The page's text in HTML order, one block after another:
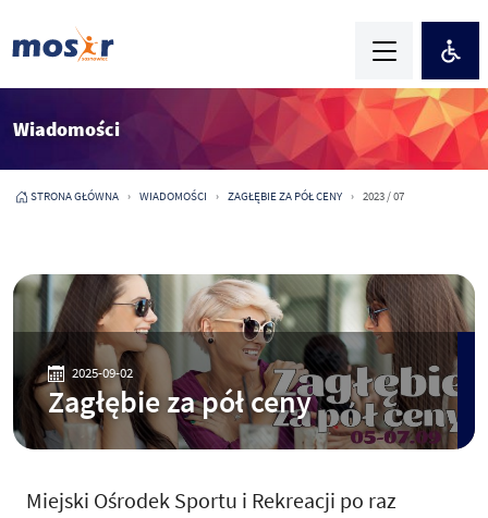
Wiadomości
STRONA GŁÓWNA WIADOMOŚCI ZAGŁĘBIE ZA PÓŁ CENY 2023 / 07
2025-09-02
Zagłębie za pół ceny
Miejski Ośrodek Sportu i Rekreacji po raz